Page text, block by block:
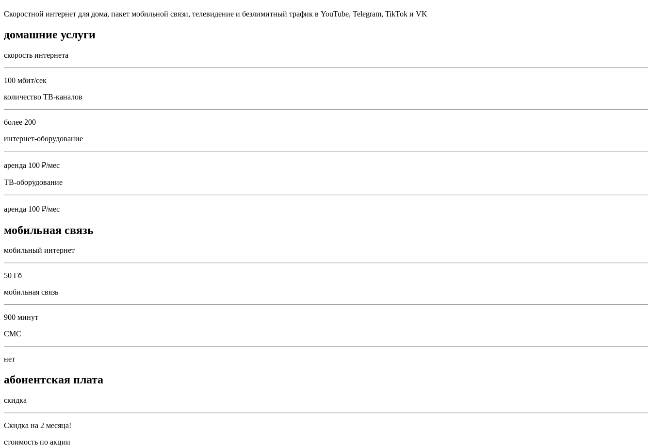
Скоростной интернет для дома, пакет мобильной связи, телевидение и безлимитный трафик в YouTube, Telegram, TikTok и VK
домашние услуги
скорость интернета
100 мбит/сек
количество ТВ-каналов
более 200
интернет-оборудование
аренда 100 ₽/мес
ТВ-оборудование
аренда 100 ₽/мес
мобильная связь
мобильный интернет
50 Гб
мобильная связь
900 минут
СМС
нет
абонентская плата
скидка
Скидка на 2 месяца!
стоимость по акции